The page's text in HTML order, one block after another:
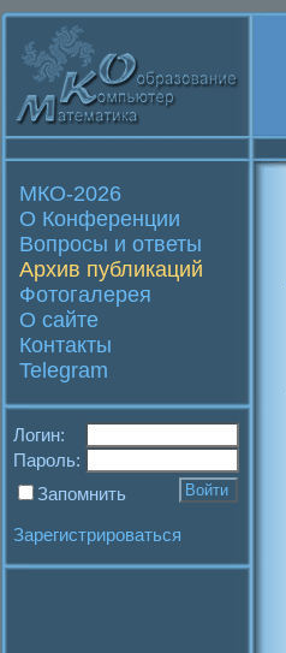
МКО-2026
О Конференции
Вопросы и ответы
Архив публикаций
Фотогалерея
О сайте
Контакты
Telegram
Логин:
Пароль:
Запомнить
Зарегистрироваться